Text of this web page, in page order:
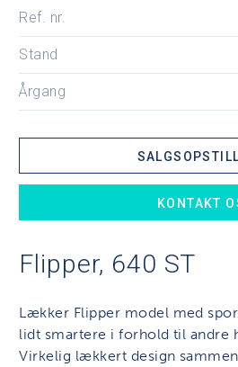
Ref. nr.
Stand
Årgang
KONTAKT
Flipper, 640 ST
Lækker Flipper model med
lidt smartere i forhold til andre
Virkelig lækkert design